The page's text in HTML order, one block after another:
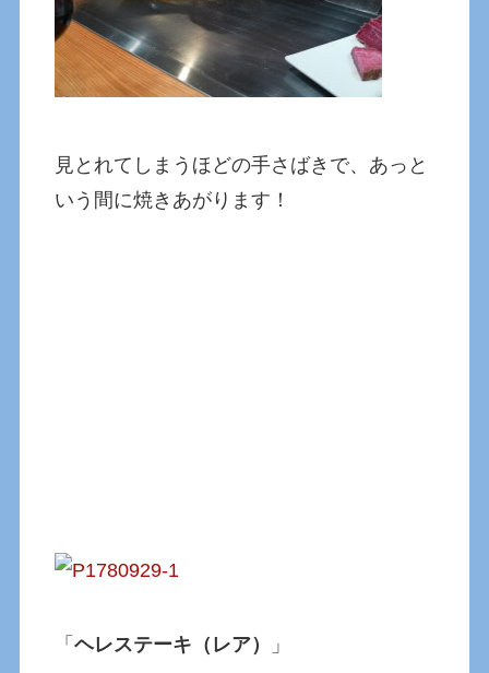
見とれてしまうほどの手さばきで、あっと
いう間に焼きあがります！
「ヘレステーキ（レア） 」